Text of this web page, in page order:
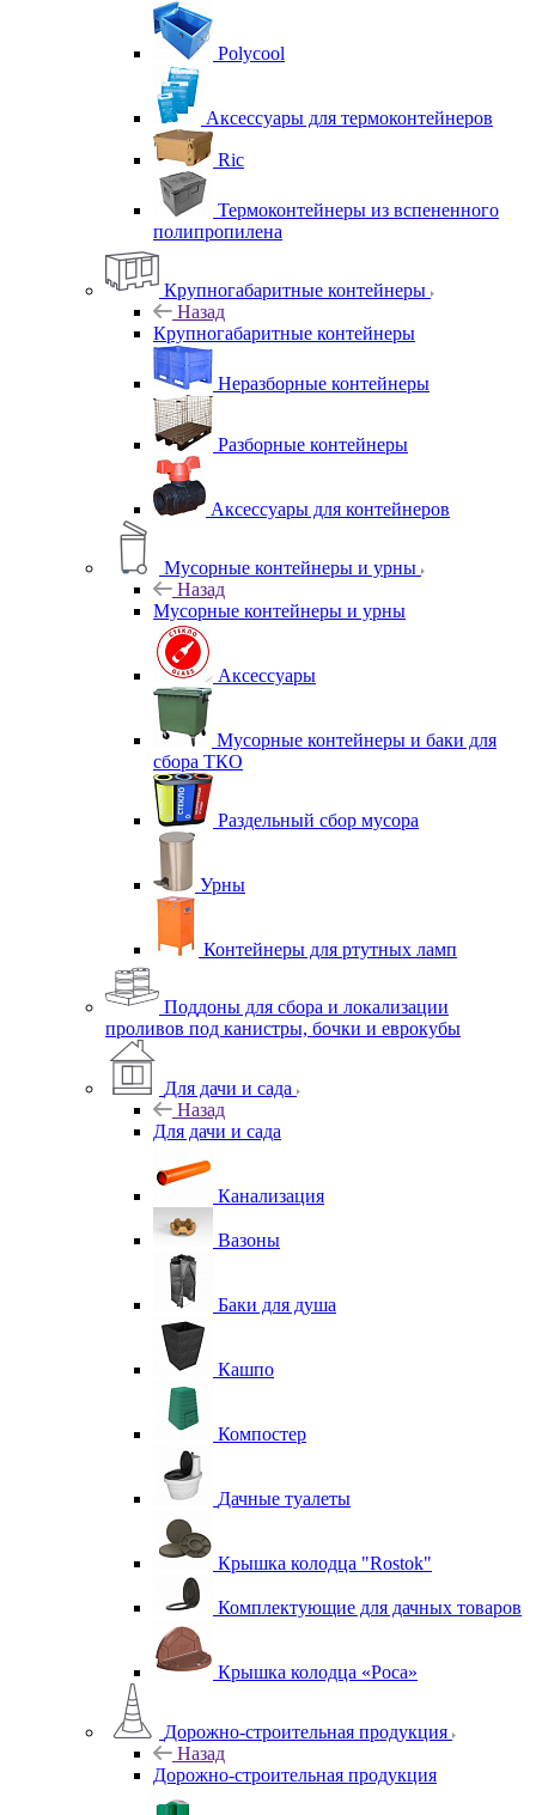
Polycool
Аксессуары для термоконтейнеров
Ric
Термоконтейнеры из вспененного
полипропилена
Крупногабаритные контейнеры
Назад
Крупногабаритные контейнеры
Неразборные контейнеры
Разборные контейнеры
Аксессуары для контейнеров
Мусорные контейнеры и урны
Назад
Мусорные контейнеры и урны
Аксессуары
Мусорные контейнеры и баки для
сбора ТКО
Раздельный сбор мусора
Урны
Контейнеры для ртутных ламп
Поддоны для сбора и локализации
проливов под канистры, бочки и еврокубы
Для дачи и сада
Назад
Для дачи и сада
Канализация
Вазоны
Баки для душа
Кашпо
Компостер
Дачные туалеты
Крышка колодца "Rostok"
Комплектующие для дачных товаров
Крышка колодца «Роса»
Дорожно-строительная продукция
Назад
Дорожно-строительная продукция